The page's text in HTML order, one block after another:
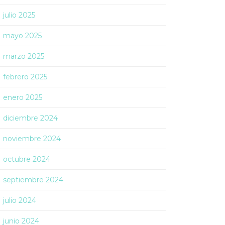
julio 2025
mayo 2025
marzo 2025
febrero 2025
enero 2025
diciembre 2024
noviembre 2024
octubre 2024
septiembre 2024
julio 2024
junio 2024